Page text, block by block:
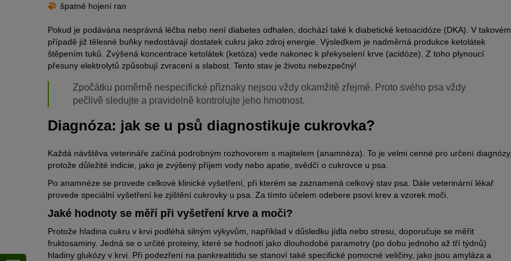
špatné hojení ran
Pokud je podávána nesprávná léčba nebo není diabetes odhalen, dochází také k diabetické ketoacidóze (DKA). V takovém
případě již tělesné buňky nedostávají dostatek cukru jako zdroj energie. Výsledkem je nadměrná produkce ketolátek
štěpením tuků. Zvýšená koncentrace ketolátek (ketóza) vede nakonec k překyselení krve (acidóze). Z toho plynoucí
přesuny elektrolytů způsobují zvracení a slabost. Tento stav je životu nebezpečný!
Zpočátku poměrně nespecifické příznaky nejsou vždy okamžitě zřejmé. Proto svého psa vždy
pečlivě sledujte a pravidelně kontrolujte jeho hmotnost.
Diagnóza: jak se u psů diagnostikuje cukrovka?
Každá návštěva veterináře začíná podrobným rozhovorem s majitelem (anamnéza). To je velmi cenné pro určení diagnózy,
protože důležité indicie, jako je zvýšený příjem vody nebo apatie, svědčí o cukrovce u psa.
Po anamnéze se provede celkové klinické vyšetření, při kterém se zaznamená celkový stav psa. Dále veterinární lékař
provede speciální vyšetření ke zjištění cukrovky u psa. Za tímto účelem odebere psovi krev a vzorek moči.
Jaké hodnoty se měří při vyšetření krve a moči?
Protože hladina cukru v krvi podléhá silným výkyvům, například v důsledku jídla nebo stresu, doporučuje se měřit
fruktosaminy. Jedná se o určité proteiny, které se hodnotí jako dlouhodobé parametry (po dobu jednoho až tří týdnů)
hladiny glukózy v krvi. Při podezření na pankreatitidu se stanoví také specifické pomocné veličiny, jako jsou amyláza a